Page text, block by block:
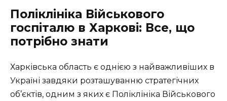
Поліклініка Військового
госпіталю в Харкові: Все, що
потрібно знати
Харківська область є однією з найважливіших в
Україні завдяки розташуванню стратегічних
об’єктів, одним з яких є Поліклініка Військового